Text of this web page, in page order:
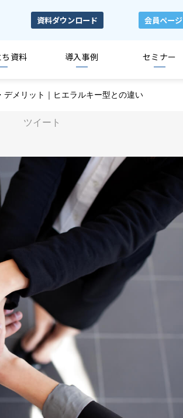
資料ダウンロード 会員ページ
資料 導入事例 セミナー
デメリット｜ヒエラルキー型との違い
ツイート